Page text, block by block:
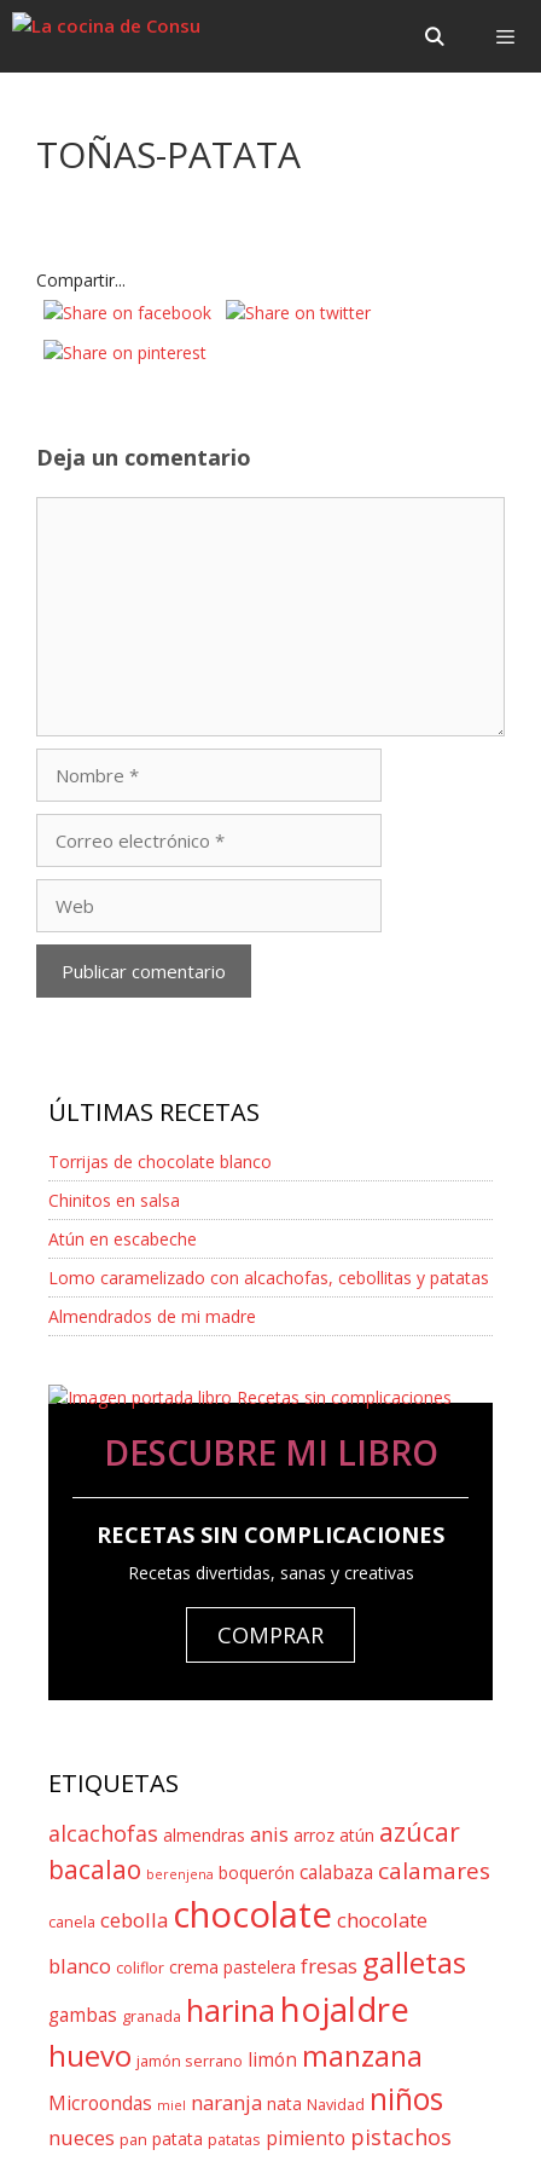
Saltar
Saltar
TOÑAS-PATATA
Compartir...
Deja un comentario
electrónico
ÚLTIMAS RECETAS
Torrijas de chocolate blanco
Chinitos en salsa
Atún en escabeche
Lomo caramelizado con alcachofas, cebollitas y patatas
Almendrados de mi madre
DESCUBRE MI LIBRO
RECETAS SIN COMPLICACIONES
Recetas divertidas, sanas y creativas
COMPRAR
ETIQUETAS
alcachofas almendras anis arroz atún azúcar
bacalao berenjena boquerón calabaza calamares
canela cebolla chocolate chocolate
blanco coliflor crema pastelera fresas galletas
gambas granada harina hojaldre
huevo jamón serrano limón manzana
Microondas miel naranja nata Navidad niños
nueces pan patata patatas pimiento pistachos